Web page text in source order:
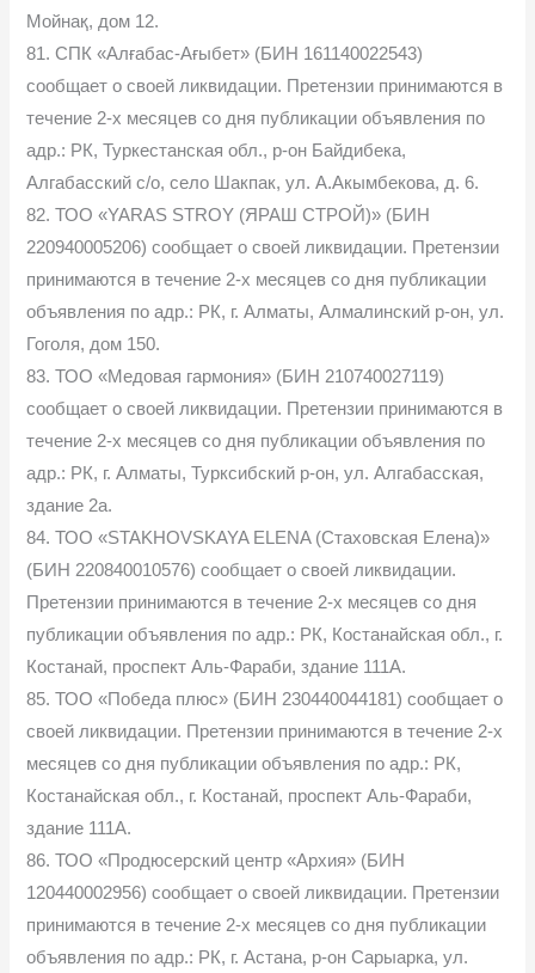
Мойнақ, дом 12.
81. СПК «Алғабас-Ағыбет» (БИН 161140022543)
сообщает о своей ликвидации. Претензии принимаются в
течение 2-х месяцев со дня публикации объявления по
адр.: РК, Туркестанская обл., р-он Байдибека,
Алгабасский с/о, село Шакпак, ул. А.Акымбекова, д. 6.
82. ТОО «YARAS STROY (ЯРАШ СТРОЙ)» (БИН
220940005206) сообщает о своей ликвидации. Претензии
принимаются в течение 2-х месяцев со дня публикации
объявления по адр.: РК, г. Алматы, Алмалинский р-он, ул.
Гоголя, дом 150.
83. ТОО «Медовая гармония» (БИН 210740027119)
сообщает о своей ликвидации. Претензии принимаются в
течение 2-х месяцев со дня публикации объявления по
адр.: РК, г. Алматы, Турксибский р-он, ул. Алгабасская,
здание 2а.
84. ТОО «STAKHOVSKAYA ELENA (Стаховская Елена)»
(БИН 220840010576) сообщает о своей ликвидации.
Претензии принимаются в течение 2-х месяцев со дня
публикации объявления по адр.: РК, Костанайская обл., г.
Костанай, проспект Аль-Фараби, здание 111А.
85. ТОО «Победа плюс» (БИН 230440044181) сообщает о
своей ликвидации. Претензии принимаются в течение 2-х
месяцев со дня публикации объявления по адр.: РК,
Костанайская обл., г. Костанай, проспект Аль-Фараби,
здание 111А.
86. ТОО «Продюсерский центр «Архия» (БИН
120440002956) сообщает о своей ликвидации. Претензии
принимаются в течение 2-х месяцев со дня публикации
объявления по адр.: РК, г. Астана, р-он Сарыарка, ул.